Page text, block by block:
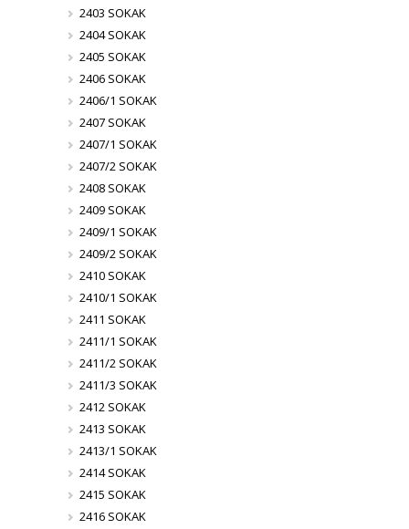
2403 SOKAK
2404 SOKAK
2405 SOKAK
2406 SOKAK
2406/1 SOKAK
2407 SOKAK
2407/1 SOKAK
2407/2 SOKAK
2408 SOKAK
2409 SOKAK
2409/1 SOKAK
2409/2 SOKAK
2410 SOKAK
2410/1 SOKAK
2411 SOKAK
2411/1 SOKAK
2411/2 SOKAK
2411/3 SOKAK
2412 SOKAK
2413 SOKAK
2413/1 SOKAK
2414 SOKAK
2415 SOKAK
2416 SOKAK